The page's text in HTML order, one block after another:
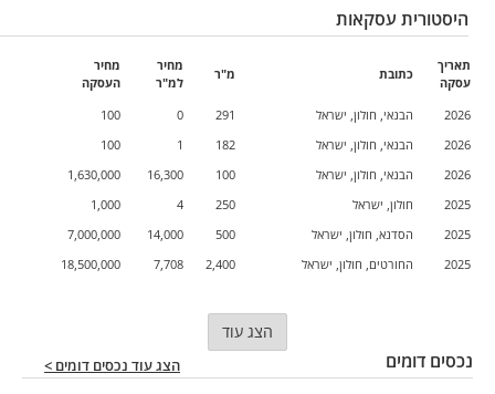
היסטורית עסקאות
תאריך
עסקה
כתובת מ"ר
מחיר
למ"ר
מחיר
העסקה
2026
הבנאי, חולון, ישראל 291
0
100
2026
הבנאי, חולון, ישראל 182
1
100
2026
הבנאי, חולון, ישראל 100
16,300
1,630,000
2025
חולון, ישראל 250
4
1,000
2025
הסדנא, חולון, ישראל 500
14,000
7,000,000
2025
החורטים, חולון, ישראל 2,400
7,708
18,500,000
הצג עוד
נכסים דומים הצג עוד נכסים דומים >